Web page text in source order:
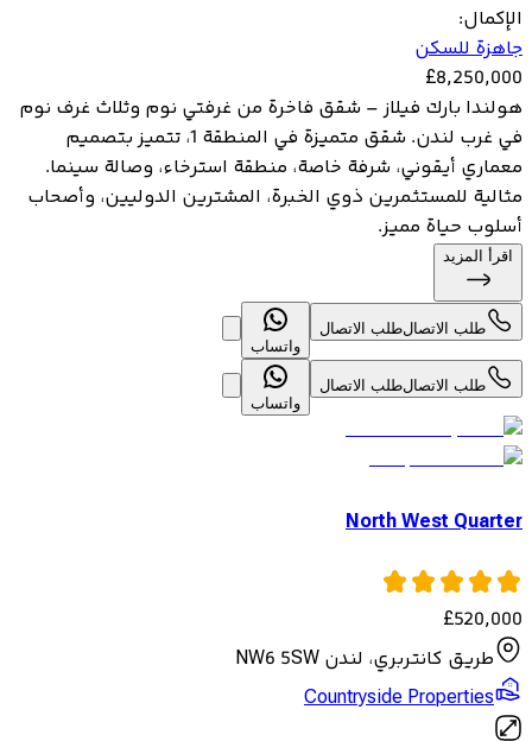
الإكمال:
جاهزة للسكن
£8,250,000
هولندا بارك فيلاز – شقق فاخرة من غرفتي نوم وثلاث غرف نوم
في غرب لندن. شقق متميزة في المنطقة 1، تتميز بتصميم
معماري أيقوني، شرفة خاصة، منطقة استرخاء، وصالة سينما.
مثالية للمستثمرين ذوي الخبرة، المشترين الدوليين، وأصحاب
أسلوب حياة مميز.
اقرأ المزيد
طلب الاتصالطلب الاتصال
واتساب
طلب الاتصالطلب الاتصال
واتساب
North West Quarter
£520,000
طريق كانتربري، لندن NW6 5SW
Countryside Properties